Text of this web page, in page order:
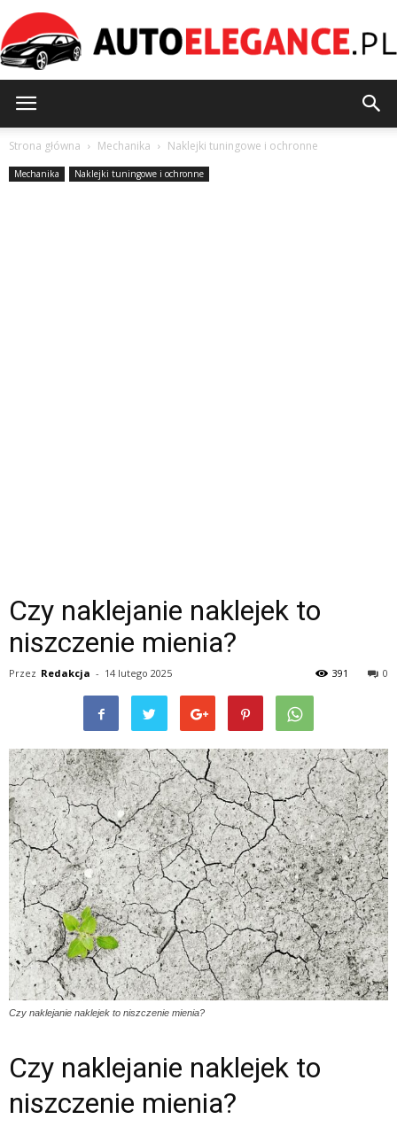
Strona główna Mechanika Naklejki tuningowe i ochronne
Mechanika Naklejki tuningowe i ochronne
Czy naklejanie naklejek to
niszczenie mienia?
Przez Redakcja - 14 lutego 2025 0
391
Czy naklejanie naklejek to niszczenie mienia?
Czy naklejanie naklejek to
niszczenie mienia?